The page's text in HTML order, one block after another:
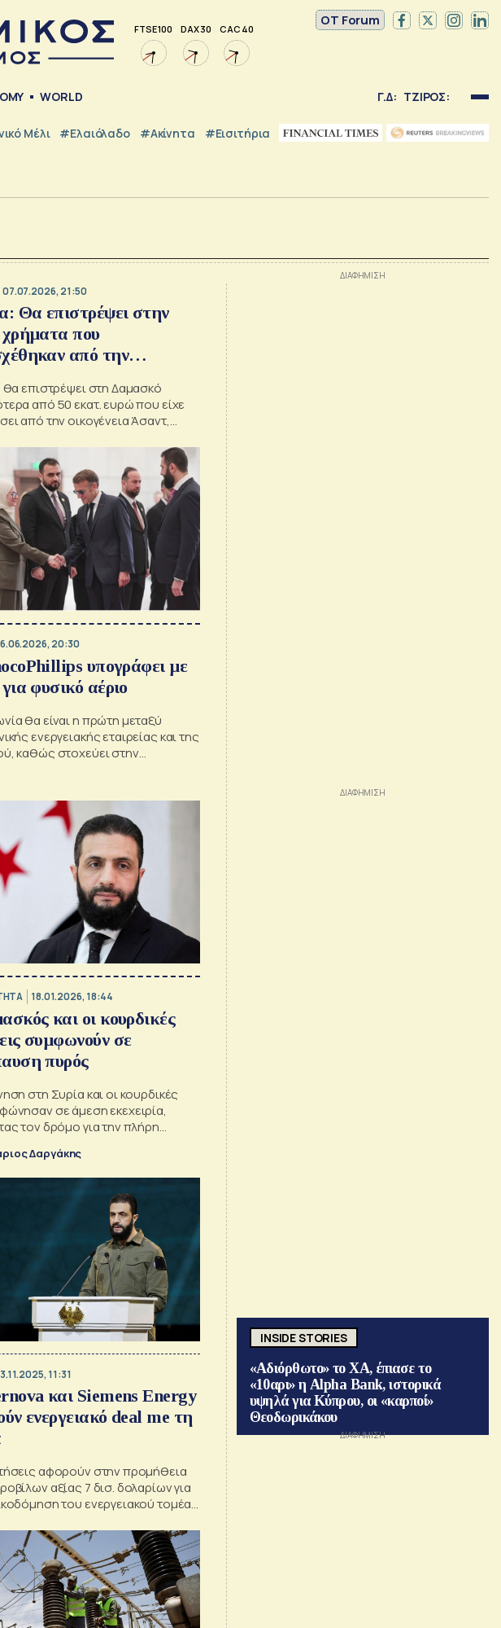
FTSE 100 DAX 30 CAC 40
OT Forum
WORLD Γ.Δ: ΤΖΙΡΟΣ:
Μέλι #Ελαιόλαδο #Ακίνητα #εισιτήρια
07.07.2026, 21:50
Θα επιστρέψει στην
που
από την
θα επιστρέψει στη Δαμασκό
από 50 εκατ. ευρώ που είχε
από την οικογένεια Άσαντ,
20:30
υπογράφει με
φυσικό αέριο
θα είναι η πρώτη μεταξύ
ενεργειακής εταιρείας και της
καθώς στοχεύει στην
18.01.2026, 18:44
και οι κουρδικές
συμφωνούν σε
πυρός
στη Συρία και οι κουρδικές
σε άμεση εκεχειρία,
τον δρόμο για την πλήρη
επαρχίες
Δαργάκης
11:31
και Siemens Energy
ενεργειακό deal me τη
αφορούν στην προμήθεια
αξίας 7 δισ. δολαρίων για
του ενεργειακού τομέα
INSIDE STORIES
«Αδιόρθωτο» το ΧΑ, έπιασε το
«10αρι» η Alpha Bank, ιστορικά
υψηλά για Κύπρου, οι «καρποί»
Θεοδωρικάκου